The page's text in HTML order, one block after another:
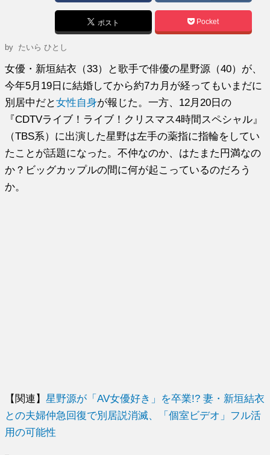
ポスト Pocket
by たいら ひとし
女優・新垣結衣（33）と歌手で俳優の星野源（40）が、
今年5月19日に結婚してから約7カ月が経ってもいまだに
別居中だと女性自身が報じた。一方、12月20日の
『CDTVライブ！ライブ！クリスマス4時間スペシャル』
（TBS系）に出演した星野は左手の薬指に指輪をしてい
たことが話題になった。不仲なのか、はたまた円満なの
か？ビッグカップルの間に何が起こっているのだろう
か。
【関連】星野源が「AV女優好き」を卒業!? 妻・新垣結衣
との夫婦仲急回復で別居説消滅、「個室ビデオ」フル活
用の可能性